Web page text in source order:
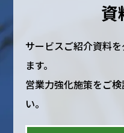
資
サービスご紹介資料
ます。
営業力強化施策をご
い。